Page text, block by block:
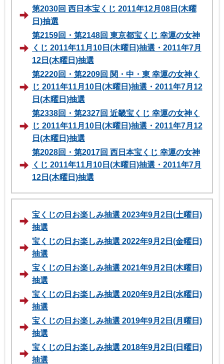
第2030回 西日本宝くじ 2011年12月08日(木曜
日)抽選
第2159回・第2148回 東京都宝くじ 幸運の女神
くじ 2011年11月10日(木曜日)抽選・2011年7月
12日(木曜日)抽選
第2220回・第2209回 関・中・東 幸運の女神く
じ 2011年11月10日(木曜日)抽選・2011年7月12
日(木曜日)抽選
第2338回・第2327回 近畿宝くじ 幸運の女神く
じ 2011年11月10日(木曜日)抽選・2011年7月12
日(木曜日)抽選
第2028回・第2017回 西日本宝くじ 幸運の女神
くじ 2011年11月10日(木曜日)抽選・2011年7月
12日(木曜日)抽選
宝くじの日お楽しみ抽選 2023年9月2日(土曜日)
抽選
宝くじの日お楽しみ抽選 2022年9月2日(金曜日)
抽選
宝くじの日お楽しみ抽選 2021年9月2日(木曜日)
抽選
宝くじの日お楽しみ抽選 2020年9月2日(水曜日)
抽選
宝くじの日お楽しみ抽選 2019年9月2日(月曜日)
抽選
宝くじの日お楽しみ抽選 2018年9月2日(日曜日)
抽選